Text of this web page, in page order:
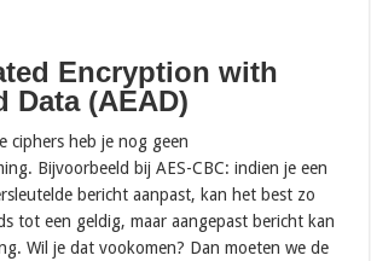
Encryption with
Data (AEAD)
ciphers heb je nog geen
Bijvoorbeeld bij AES-CBC: indien je een
bericht aanpast, kan het best zo
tot een geldig, maar aangepast bericht kan
Wil je dat vookomen? Dan moeten we de